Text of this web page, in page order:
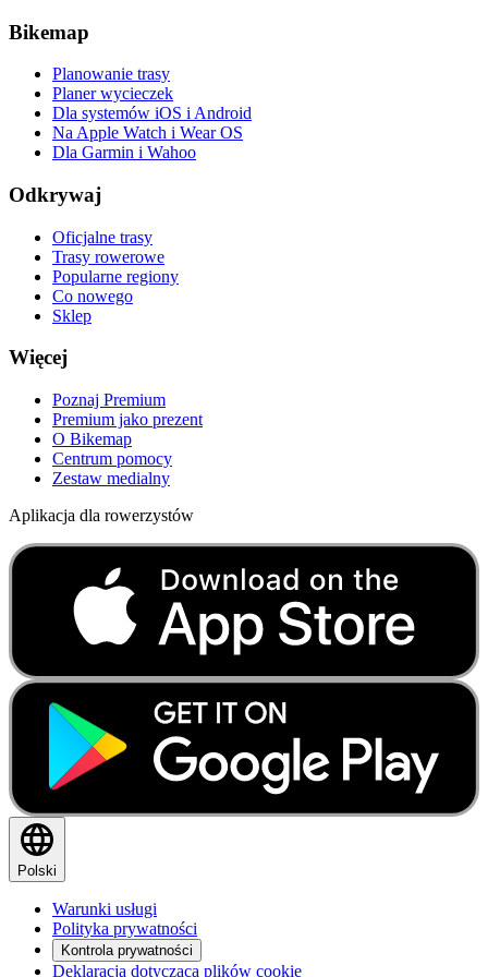
Bikemap
Planowanie trasy
Planer wycieczek
Dla systemów iOS i Android
Na Apple Watch i Wear OS
Dla Garmin i Wahoo
Odkrywaj
Oficjalne trasy
Trasy rowerowe
Popularne regiony
Co nowego
Sklep
Więcej
Poznaj Premium
Premium jako prezent
O Bikemap
Centrum pomocy
Zestaw medialny
Aplikacja dla rowerzystów
Polski
Warunki usługi
Polityka prywatności
Kontrola prywatności
Deklaracja dotycząca plików cookie